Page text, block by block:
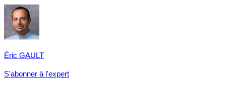
Éric GAULT
S'abonner à l'expert